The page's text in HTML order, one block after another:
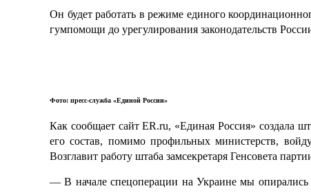
Он будет работать в режиме единого
гумпомощи до урегулирования законодательств
Фото: пресс-служба «Единой России»
Как сообщает сайт ER.ru, «Единая Россия» создала
его состав, помимо профильных министерств,
Возглавит работу штаба замсекретаря Генсовета
— В начале спецоперации на Украине мы опирались